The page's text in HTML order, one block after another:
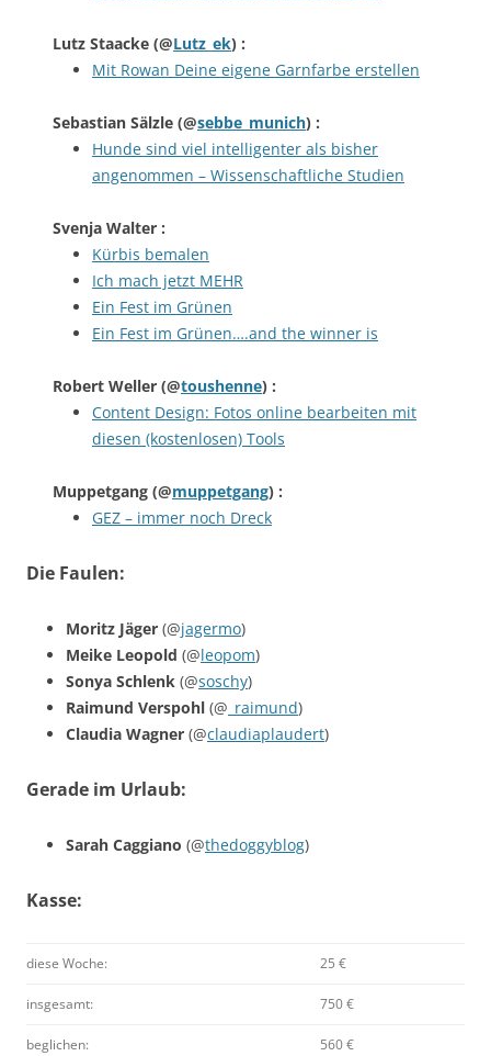
Lutz Staacke (@Lutz_ek) :
Mit Rowan Deine eigene Garnfarbe erstellen
Sebastian Sälzle (@sebbe_munich) :
Hunde sind viel intelligenter als bisher
angenommen – Wissenschaftliche Studien
Svenja Walter :
Kürbis bemalen
Ich mach jetzt MEHR
Ein Fest im Grünen
Ein Fest im Grünen….and the winner is
Robert Weller (@toushenne) :
Content Design: Fotos online bearbeiten mit
diesen (kostenlosen) Tools
Muppetgang (@muppetgang) :
GEZ – immer noch Dreck
Die Faulen:
Moritz Jäger (@jagermo)
Meike Leopold (@leopom)
Sonya Schlenk (@soschy)
Raimund Verspohl (@ _raimund)
Claudia Wagner (@claudiaplaudert)
Gerade im Urlaub:
Sarah Caggiano (@thedoggyblog)
Kasse:
diese Woche: 25 €
insgesamt: 750 €
beglichen: 560 €